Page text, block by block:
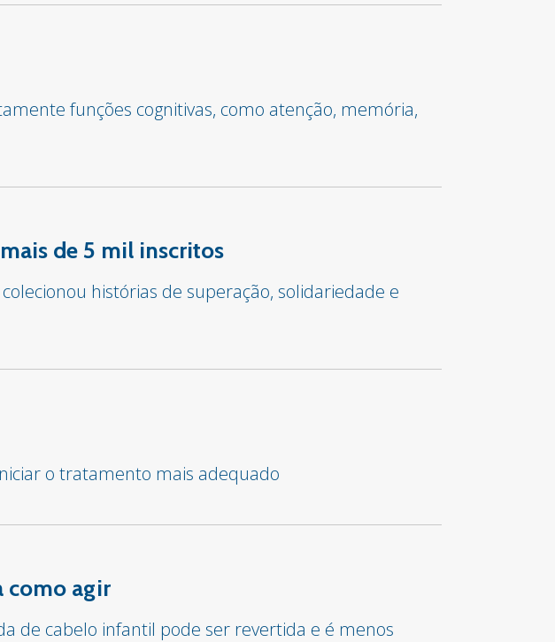
funções cognitivas, como atenção, memória,
de 5 mil inscritos
histórias de superação, solidariedade e
o tratamento mais adequado
como agir
de cabelo infantil pode ser revertida e é menos